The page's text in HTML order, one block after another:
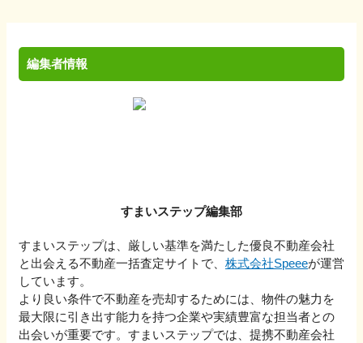
編集者情報
すまいステップ編集部
すまいステップは、厳しい基準を満たした優良不動産会社
と出会える不動産一括査定サイトで、 株式会社Speeeが運営
しています。
より良い条件で不動産を売却するためには、物件の魅力を
最大限に引き出す能力を持つ企業や実績豊富な担当者との
出会いが重要です。すまいステップでは、提携不動産会社